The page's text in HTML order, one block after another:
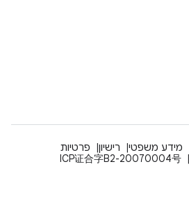
מידע משפטי רישיון
פרטיות
ICP证合字B2-20070004号